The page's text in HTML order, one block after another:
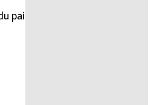
paiement des droits.